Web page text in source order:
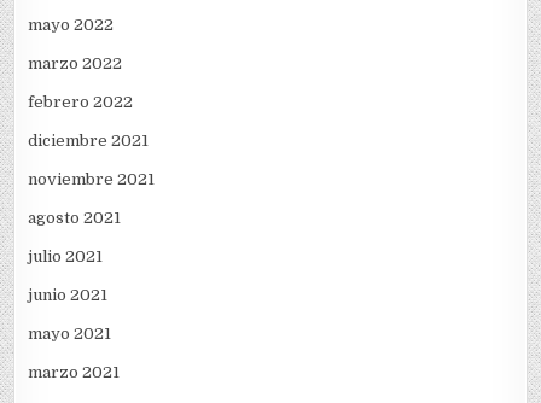
mayo 2022
marzo 2022
febrero 2022
diciembre 2021
noviembre 2021
agosto 2021
julio 2021
junio 2021
mayo 2021
marzo 2021